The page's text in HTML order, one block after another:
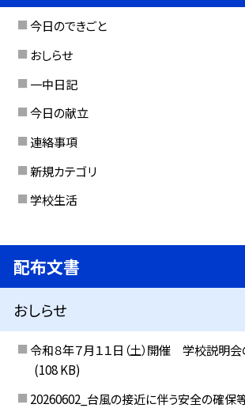
今日のできごと
おしらせ
一中日記
今日の献立
連絡事項
新規カテゴリ
学校生活
配布文書
おしらせ
令和８年７月１１日（土）開催 学校説明
(108 KB)
20260602_台風の接近に伴う安全の確保